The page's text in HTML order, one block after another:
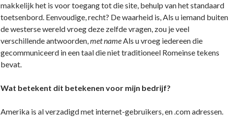
makkelijk het is voor toegang tot die site, behulp van het standaard
toetsenbord. Eenvoudige, recht? De waarheid is, Als u iemand buiten
de westerse wereld vroeg deze zelfde vragen, zou je veel
verschillende antwoorden,met nameAls u vroeg iedereen die
gecommuniceerd in een taal die niet traditioneel Romeinse tekens
bevat.
Wat betekent dit betekenen voor mijn bedrijf?
Amerika is al verzadigd met internet-gebruikers, en .com adressen.